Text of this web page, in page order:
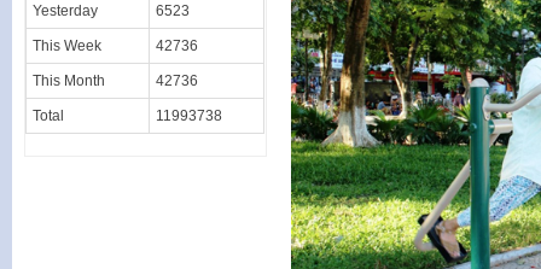
Yesterday 6523
This Week 42736
This Month 42736
Total 11993738